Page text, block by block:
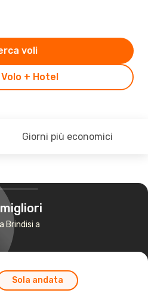
+ Hotel
voli
Giorni più economici
Brindisi a
Sola andata